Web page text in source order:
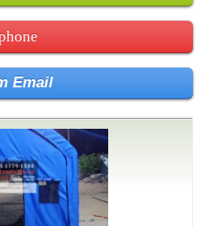
Email